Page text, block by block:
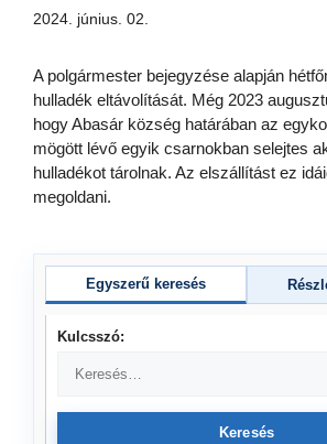
2024. június. 02.
A polgármester bejegyzése alapján
hulladék eltávolítását. Még 2023
hogy Abasár község határában az
mögött lévő egyik csarnokban selejtes
hulladékot tárolnak. Az elszállítást ez
megoldani.
Egyszerű keresés
Kulcsszó:
Keresés